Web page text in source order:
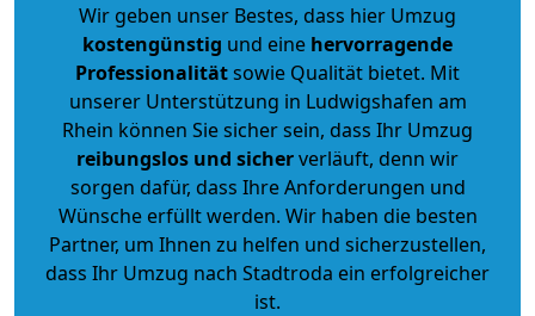
Wir geben unser Bestes, dass hier Umzug
kostengünstig und eine hervorragende
Professionalitätsowie Qualität bietet. Mit
unserer Unterstützung in Ludwigshafen am
Rhein können Sie sicher sein, dass Ihr Umzug
reibungslos und sicherverläuft, denn wir
sorgen dafür, dass Ihre Anforderungen und
Wünsche erfüllt werden. Wir haben die besten
Partner, um Ihnen zu helfen und sicherzustellen,
dass Ihr Umzug nach Stadtroda ein erfolgreicher
ist.